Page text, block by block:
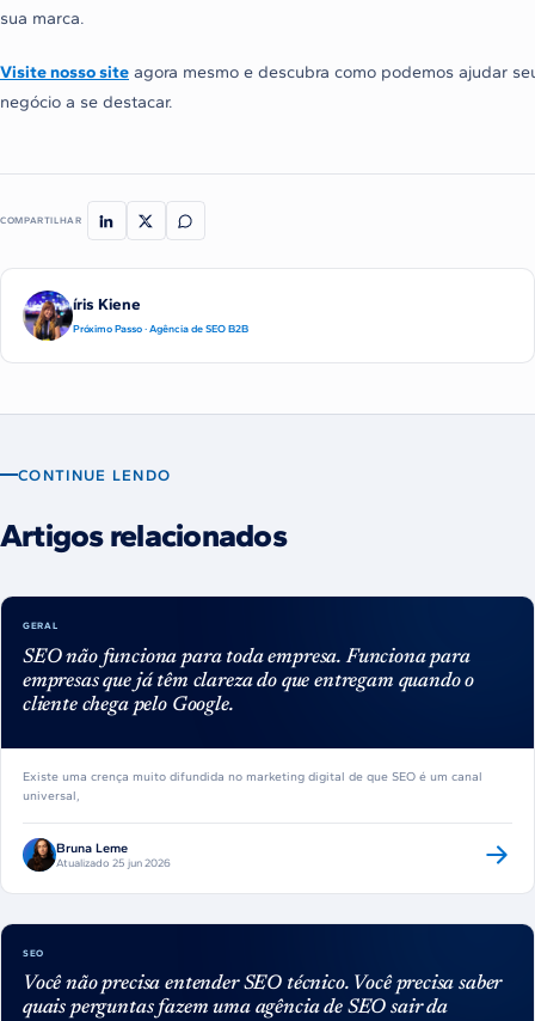
sua marca.
Visite nosso site agora mesmo e descubra como podemos ajudar
negócio a se destacar.
COMPARTILHAR
íris Kiene
Próximo Passo · Agência de SEO B2B
CONTINUE LENDO
Artigos relacionados
GERAL
SEO não funciona para toda empresa. Funciona para
empresas que já têm clareza do que entregam quando o
cliente chega pelo Google.
Existe uma crença muito difundida no marketing digital de que SEO é um canal
universal,
Bruna Leme
Atualizado 25 jun 2026
SEO
Você não precisa entender SEO técnico. Você precisa saber
quais perguntas fazem uma agência de SEO sair da